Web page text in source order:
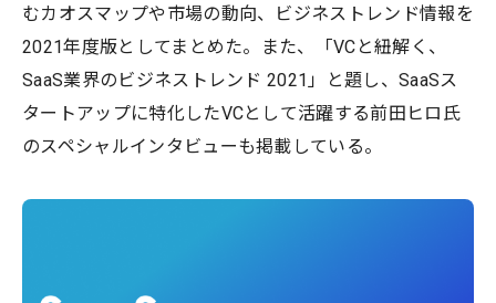
むカオスマップや市場の動向、ビジネストレンド情報を
2021年度版としてまとめた。また、「VCと紐解く、
SaaS業界のビジネストレンド 2021」と題し、SaaSス
タートアップに特化したVCとして活躍する前田ヒロ氏
のスペシャルインタビューも掲載している。